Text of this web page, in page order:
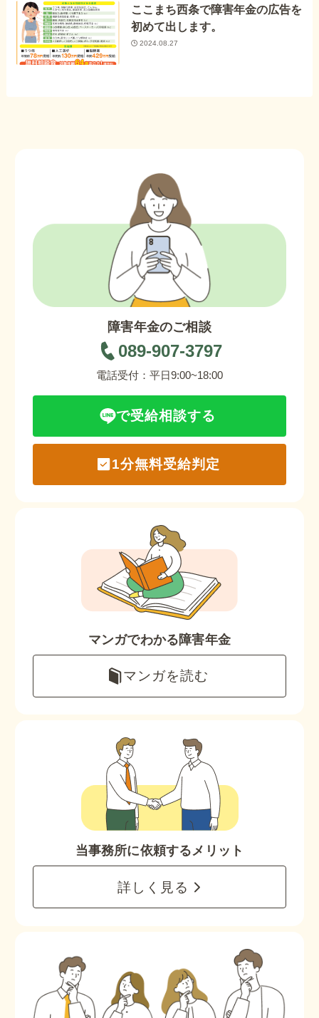
ここまち西条で障害年金の広告を
初めて出します。
2024.08.27
障害年金のご相談
089-907-3797
電話受付：平日9:00~18:00
で受給相談する
1分無料受給判定
マンガでわかる障害年金
マンガを読む
当事務所に依頼するメリット
詳しく見る